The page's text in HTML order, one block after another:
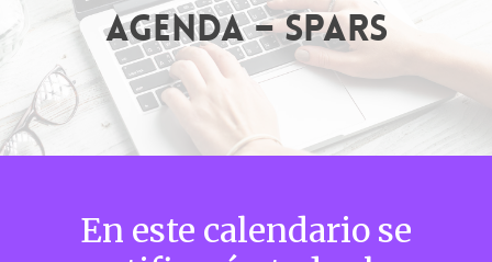
AGENDA – SPARS
En este calendario se